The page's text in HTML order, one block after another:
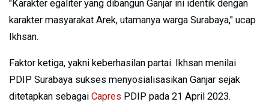
"Karakter egaliter yang dibangun Ganjar ini identik dengan
karakter masyarakat Arek, utamanya warga Surabaya," ucap
Ikhsan.
Faktor ketiga, yakni keberhasilan partai. Ikhsan menilai
PDIP Surabaya sukses menyosialisasikan Ganjar sejak
ditetapkan sebagai Capres PDIP pada 21 April 2023.